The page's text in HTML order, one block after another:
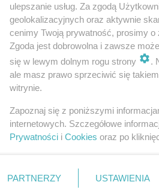
Konstytucji 3 Maja
z ukraińskich pseudohodowli
ulepszanie usług. Za zgodą
geolokalizacyjnych oraz aktywnie
cenimy Twoją prywatność, prosimy o
Zgoda jest dobrowolna i zawsze
się w lewym dolnym rogu strony
.
ale masz prawo sprzeciwić się
witrynie.
Zapoznaj się z poniższymi
internetowych. Szczegółowe
Prywatności i Cookies oraz po
PARTNERZY USTAWIENIA